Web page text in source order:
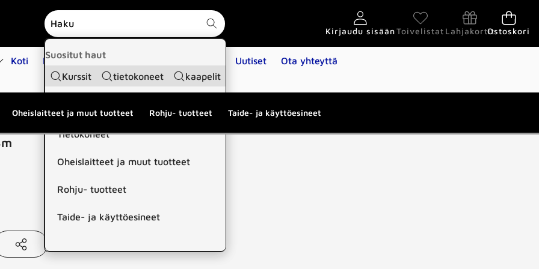
Suositut haut
Kurssit tietokoneet kaapelit
Suositut kategoriat
Tietokoneet
Oheislaitteet ja muut tuotteet
Rohju- tuotteet
Taide- ja käyttöesineet
Kirjaudu sisäänToivelistat LahjakortitOstoskori
Koti Kauppa Koulutukset Uutiset Ota yhteyttä
Oheislaitteet ja muut tuotteet Rohju- tuotteet Taide- ja käyttöesineet